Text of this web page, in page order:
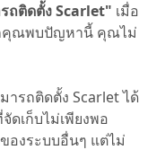
ถติดตั้ง Scarlet" เมื่อ
กคุณพบปัญหานี้ คุณไม่
รถติดตั้ง Scarlet ได้
ดเก็บไม่เพียงพอ
งระบบอื่นๆ แต่ไม่